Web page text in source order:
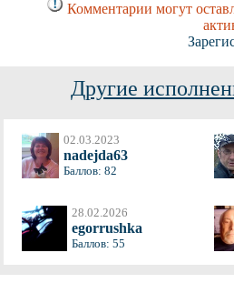
Комментарии могут
Другие
02.03.2023
nadejda63
Баллов: 82
28.02.2026
egorrushka
Баллов: 55